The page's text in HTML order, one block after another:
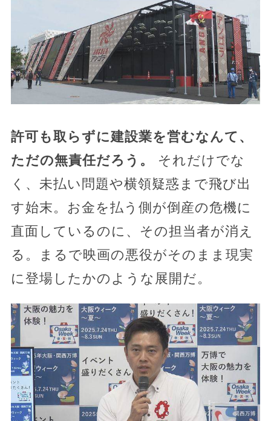
許可も取らずに建設業を営むなんて、
ただの無責任だろう。
それだけでな
く、未払い問題や横領疑惑まで飛び出
す始末。お金を払う側が倒産の危機に
直面しているのに、その担当者が消え
る。まるで映画の悪役がそのまま現実
に登場したかのような展開だ。